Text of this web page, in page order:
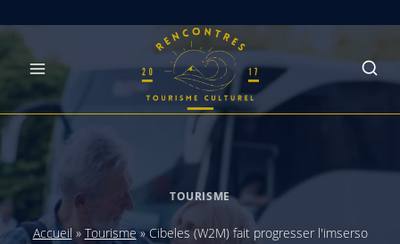
Skip
content
TOURISME
Accueil » Tourisme»Cibeles (W2M) fait progresser l'imserso